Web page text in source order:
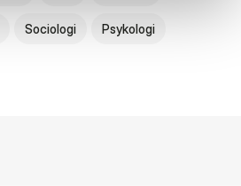
Sociologi Psykologi